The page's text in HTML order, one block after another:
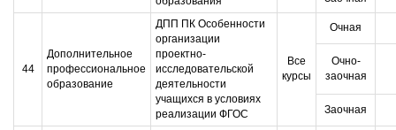
44
Дополнительное
профессиональное
образование
ДПП ПК Особенности
организации
проектно-
исследовательской
деятельности
учащихся в условиях
реализации ФГОС
Все
курсы
Очная
Очно-
заочная
Заочная